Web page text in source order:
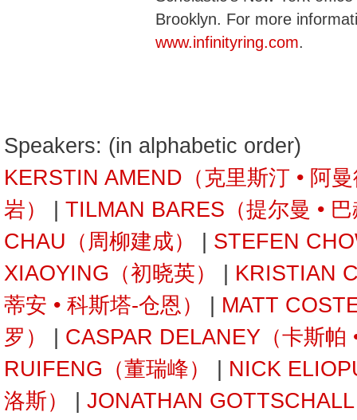
Brooklyn. For more
www.infinityring.com.
Speakers: (in alphabetic order)
KERSTIN AMEND（克里斯汀 • 阿
岩）
TILMAN BARES（提尔曼 •
CHAU（周柳建成）
STEFEN
XIAOYING（初晓英）
KRISTIAN
蒂安 • 科斯塔-仓恩）
MATT
罗）
CASPAR DELANEY（卡斯帕
RUIFENG（董瑞峰）
NICK
洛斯）
JONATHAN